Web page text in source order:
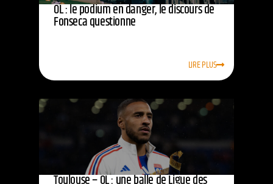
OL : le podium en danger, le discours de
Fonseca questionne
LIRE PLUS